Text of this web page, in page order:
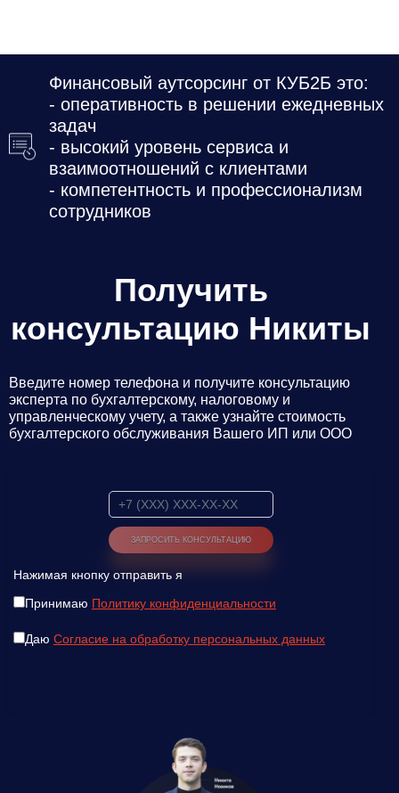
Финансовый аутсорсинг от КУБ2Б это:
- оперативность в решении ежедневных
задач
- высокий уровень сервиса и
взаимоотношений с клиентами
- компетентность и профессионализм
сотрудников
Получить
консультацию Никиты
Введите номер телефона и получите консультацию
эксперта по бухгалтерскому, налоговому и
управленческому учету, а также узнайте стоимость
бухгалтерского обслуживания Вашего ИП или ООО
Нажимая кнопку отправить я
Принимаю Политику конфиденциальности
Даю Согласие на обработку персональных данных